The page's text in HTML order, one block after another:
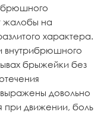
жалобы на
характера.
внутрибрюшного
брыжейки без
довольно
движении, боль